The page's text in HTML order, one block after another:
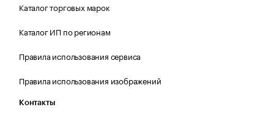
Каталог торговых марок
Каталог ИП по регионам
Правила использования сервиса
Правила использования изображений
Контакты